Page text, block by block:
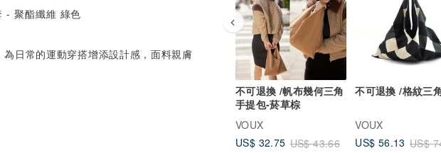
不可退換 /帆布幾何三角
手提包-菸草棕
VOUX
US$ 32.75 US$ 43.66
不可退換 /格紋三
VOUX
US$ 56.13 US$
日常的運動穿搭增添設計感，面料親膚